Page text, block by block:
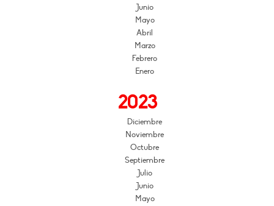
Junio
Mayo
Abril
Marzo
Febrero
Enero
2023
Diciembre
Noviembre
Octubre
Septiembre
Julio
Junio
Mayo